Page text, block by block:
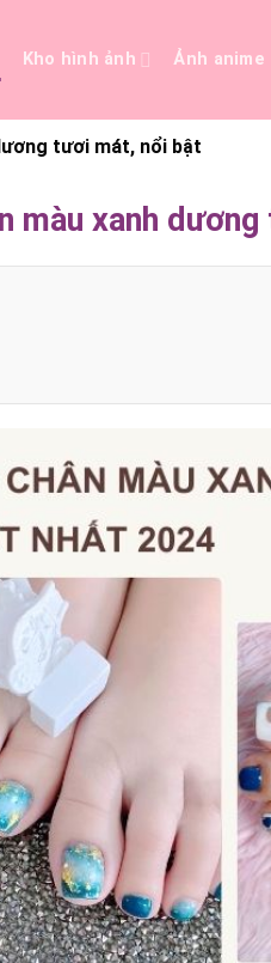
Kho hình ảnh Ảnh anime
tươi mát, nổi bật
màu xanh